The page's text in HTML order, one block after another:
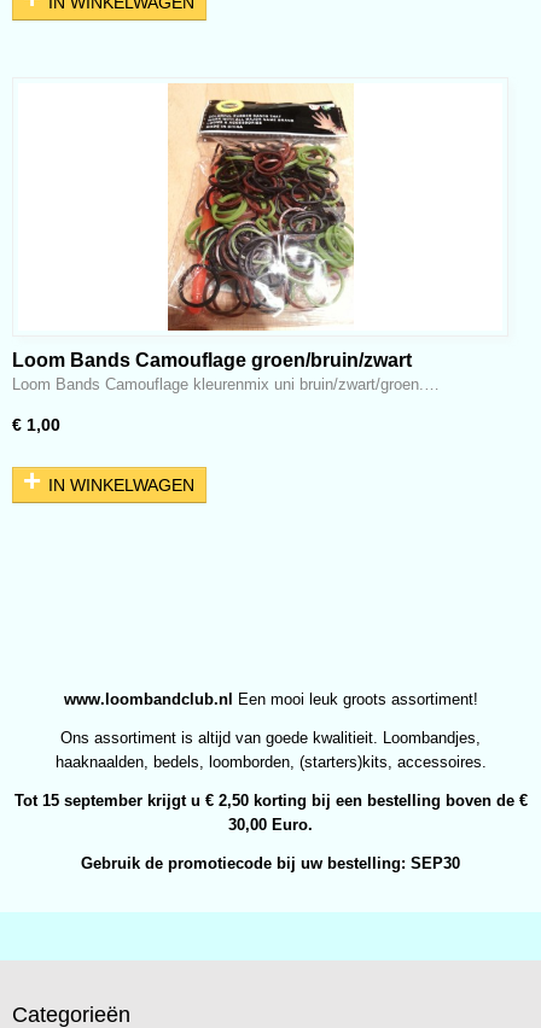
Loom Bands Camouflage groen/bruin/zwart
Loom Bands Camouflage kleurenmix uni bruin/zwart/groen.…
€ 1,00
IN WINKELWAGEN
www.loombandclub.nl Een mooi leuk groots assortiment!
Ons assortiment is altijd van goede kwalitieit. Loombandjes,
haaknaalden, bedels, loomborden, (starters)kits, accessoires.
Tot 15 september krijgt u € 2,50 korting bij een bestelling boven de €
30,00 Euro.
Gebruik de promotiecode bij uw bestelling: SEP30
Categorieën